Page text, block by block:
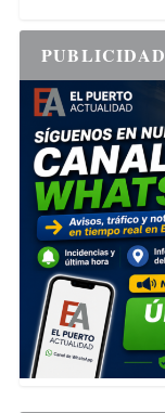
PUBLICIDAD